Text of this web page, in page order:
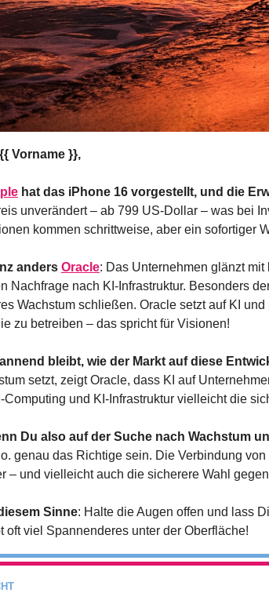
Vorname }},
hat das iPhone 16 vorgestellt, und die
unverändert – ab 799 US-Dollar – was bei
kommen schrittweise, aber ein sofortiger
anders Oracle: Das Unternehmen glänzt
Nachfrage nach KI-Infrastruktur. Besonders
Wachstum schließen. Oracle setzt auf KI
zu betreiben – das spricht für Visionen!
bleibt, wie der Markt auf diese
setzt, zeigt Oracle, dass KI auf
Computing und KI-Infrastruktur vielleicht die
Du also auf der Suche nach Wachstum
genau das Richtige sein. Die Verbindung
– und vielleicht auch die sicherere Wahl
Sinne: Halte die Augen offen und lass
oft viel Spannenderes unter der Oberfläche!